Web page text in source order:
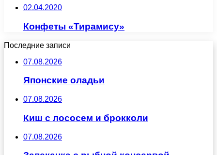
02.04.2020
Конфеты «Тирамису»
Последние записи
07.08.2026
Японские оладьи
07.08.2026
Киш с лососем и брокколи
07.08.2026